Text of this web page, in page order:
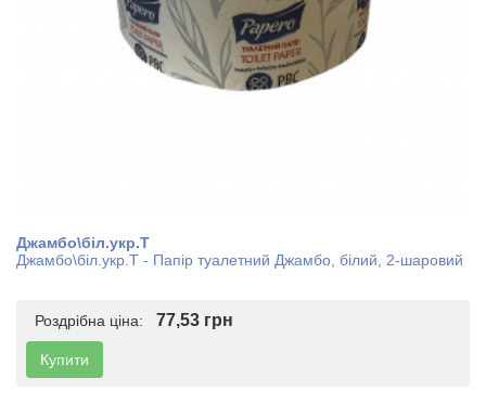
Джамбо\біл.укр.Т
Джамбо\біл.укр.Т - Папір туалетний Джамбо, білий, 2-шаровий
Роздрібна ціна: 77,53 грн
Купити